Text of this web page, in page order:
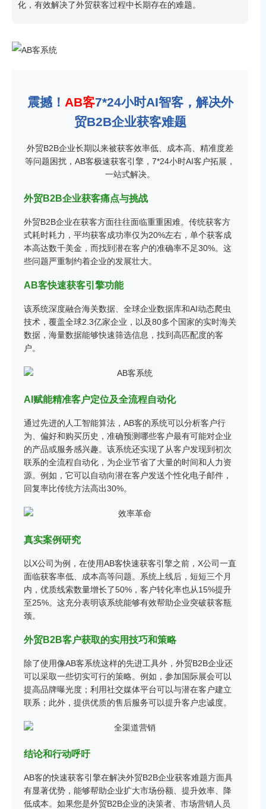
化，有效解决了外贸获客过程中长期存在的难题。
震撼！ AB客7*24小时AI智客，解决外
贸B2B企业获客难题
外贸B2B企业长期以来被获客效率低、成本高、精准度差
等问题困扰，AB客极速获客引擎，7*24小时AI客户拓展，
一站式解决。
外贸B2B企业获客痛点与挑战
外贸B2B企业在获客方面往往面临重重困难。传统获客方
式耗时耗力，平均获客成功率仅为20%左右，单个获客成
本高达数千美金，而找到潜在客户的准确率不足30%。这
些问题严重制约着企业的发展壮大。
AB客快速获客引擎功能
该系统深度融合海关数据、全球企业数据库和AI动态爬虫
技术，覆盖全球2.3亿家企业，以及80多个国家的实时海关
数据，海量数据能够快速筛选信息，找到高匹配度的客
户。
AI赋能精准客户定位及全流程自动化
通过先进的人工智能算法，AB客的系统可以分析客户行
为、偏好和购买历史，准确预测哪些客户最有可能对企业
的产品或服务感兴趣。该系统还实现了从客户发现到初次
联系的全流程自动化，为企业节省了大量的时间和人力资
源。例如，它可以自动向潜在客户发送个性化电子邮件，
回复率比传统方法高出30%。
真实案例研究
以X公司为例，在使用AB客快速获客引擎之前，X公司一直
面临获客率低、成本高等问题。系统上线后，短短三个月
内，优质线索数量增长了50%，客户转化率也从15%提升
至25%。这充分表明该系统能够有效帮助企业突破获客瓶
颈。
外贸B2B客户获取的实用技巧和策略
除了使用像AB客系统这样的先进工具外，外贸B2B企业还
可以采取一些切实可行的策略。例如，参加国际展会可以
提高品牌曝光度；利用社交媒体平台可以与潜在客户建立
联系；此外，提供优质的售后服务可以提升客户忠诚度。
结论和行动呼吁
AB客的快速获客引擎在解决外贸B2B企业获客难题方面具
有显著优势，能够帮助企业扩大市场份额、提升效率、降
低成本。如果您是外贸B2B企业的决策者、市场营销人员